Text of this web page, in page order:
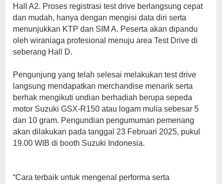
Hall A2. Proses registrasi test drive berlangsung cepat
dan mudah, hanya dengan mengisi data diri serta
menunjukkan KTP dan SIM A. Peserta akan dipandu
oleh wiraniaga profesional menuju area Test Drive di
seberang Hall D.
Pengunjung yang telah selesai melakukan test drive
langsung mendapatkan merchandise menarik serta
berhak mengikuti undian berhadiah berupa sepeda
motor Suzuki GSX-R150 atau logam mulia sebesar 5
dan 10 gram. Pengundian pengumuman pemenang
akan dilakukan pada tanggal 23 Februari 2025, pukul
19.00 WIB di booth Suzuki Indonesia.
“Cara terbaik untuk mengenal performa serta